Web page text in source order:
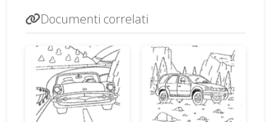
Documenti correlati